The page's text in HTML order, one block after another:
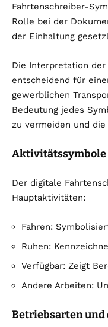
Fahrtenschreiber-
Rolle bei der
der Einhaltung
Die Interpretation
entscheidend für
gewerblichen
Bedeutung jedes
zu vermeiden und
Aktivitätssymbole
Der digitale
Hauptaktivitäten:
Fahren:
Ruhen:
Verfügbar: Zeigt
Andere Arbeiten:
Betriebsarten und